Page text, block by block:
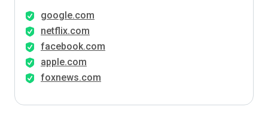
google.com
netflix.com
facebook.com
apple.com
foxnews.com